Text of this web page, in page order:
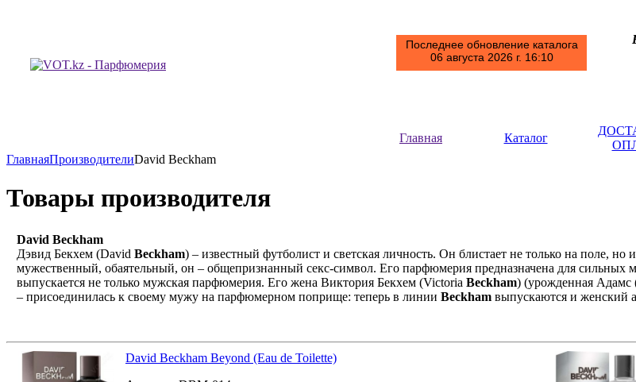
Последнее обновление каталога
06 августа 2026 г. 16:10
Главная Каталог
ГлавнаяПроизводителиDavid Beckham
Товары производителя
David Beckham
Дэвид Бекхем (David Beckham) – известный футболист и светская личность. Он блистает не только на поле,
мужественный, обаятельный, он – общепризнанный секс-символ. Его парфюмерия предназначена для
выпускается не только мужская парфюмерия. Его жена Виктория Бекхем (Victoria Beckham) (урожденная Адамс
– присоединилась к своему мужу на парфюмерном поприще: теперь в линии Beckham выпускаются и женский
David Beckham Beyond (Eau de Toilette)